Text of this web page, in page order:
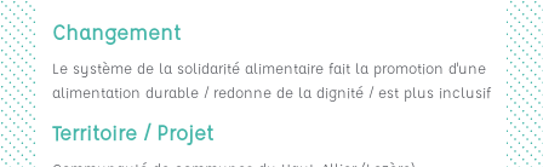
Changement
Le système de la solidarité alimentaire fait la promotion d'une
alimentation durable / redonne de la dignité / est plus inclusif
Territoire / Projet